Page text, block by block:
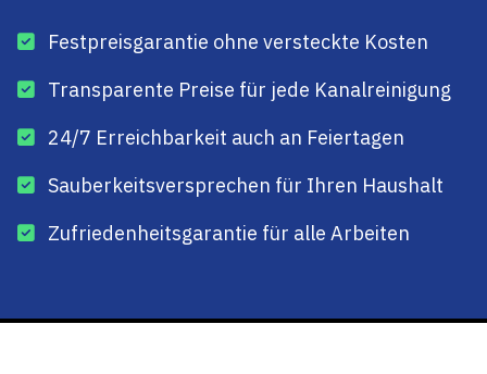
Festpreisgarantie ohne versteckte Kosten
Transparente Preise für jede Kanalreinigung
24/7 Erreichbarkeit auch an Feiertagen
Sauberkeitsversprechen für Ihren Haushalt
Zufriedenheitsgarantie für alle Arbeiten